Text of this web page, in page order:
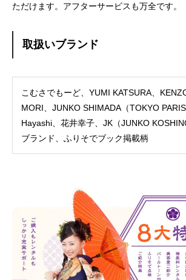
ただけます。アフターサービスも万全です。
取扱いブランド
こむさでもーど、YUMI KATSURA、
MORI、JUNKO SHIMADA（TOKYO
Hayashi、花井幸子、JK（JUNKO
ブランド、ふりそでブック掲載柄